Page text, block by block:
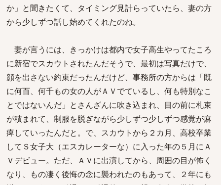
か」と聞きたくて、タイミング見計らっていたら、妻の方
から少しずつ話し始めてくれたのね。
妻が言うには、きっかけは都内で女子高生やってたころ
に新宿でスカウトされたんだそうで、最初は写真だけで、
顔を出さない約束だったんだけど、事務所の方からは「既
に何百、何千もの女の人がＡＶでているし、何も特別なこ
とではないんだ」とさんざんに吹き込まれ、目の前に札束
が積まれて、制服を脱ぎながら少しずつ少しずつ感覚が麻
痺していったんだと。で、スカウトから２カ月、高校卒業
してＳ女子大（エスカレーターな）に入った年の５月にＡ
Ｖデビュー。ただ、ＡＶに出演してから、周囲の目が怖く
なり、もの凄く後悔の念に襲われたのもあって、２年にも